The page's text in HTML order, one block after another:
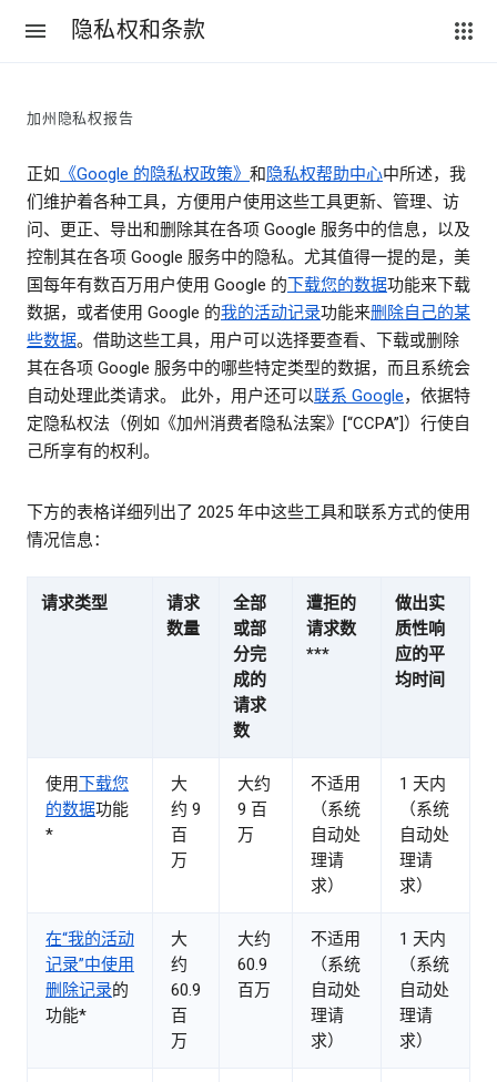
隐私权和条款
加州隐私权报告
正如 《Google 的隐私权政策》 和隐私权帮助中心中所述，我
们维护着各种工具，方便用户使用这些工具更新、管理、访
问、更正、导出和删除其在各项 Google 服务中的信息，以及
控制其在各项 Google 服务中的隐私。尤其值得一提的是，美
国每年有数百万用户使用 Google 的下载您的数据功能来下载
数据，或者使用 Google 的我的活动记录功能来删除自己的某
些数据。借助这些工具，用户可以选择要查看、下载或删除
其在各项 Google 服务中的哪些特定类型的数据，而且系统会
自动处理此类请求。 此外，用户还可以联系 Google，依据特
定隐私权法（例如《加州消费者隐私法案》[“CCPA”]）行使自
己所享有的权利。
下方的表格详细列出了 2025 年中这些工具和联系方式的使用
情况信息：
请求类型
请求
数量
全部
或部
分完
成的
请求
数
遭拒的
请求数
***
做出实
质性响
应的平
均时间
使用下载您
的数据功能
*
大
约 9
百
万
大约
9 百
万
不适用
（系统
自动处
理请
求）
1 天内
（系统
自动处
理请
求）
在“我的活动
记录”中使用
删除记录的
功能*
大
约
60.9
百
万
大约
60.9
百万
不适用
（系统
自动处
理请
求）
1 天内
（系统
自动处
理请
求）